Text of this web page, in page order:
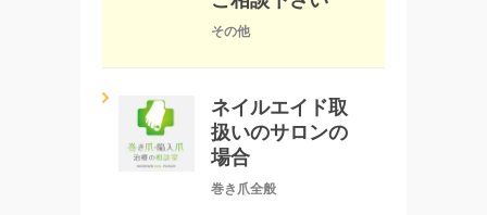
その他
ネイルエイド取
扱いのサロンの
場合
巻き爪全般